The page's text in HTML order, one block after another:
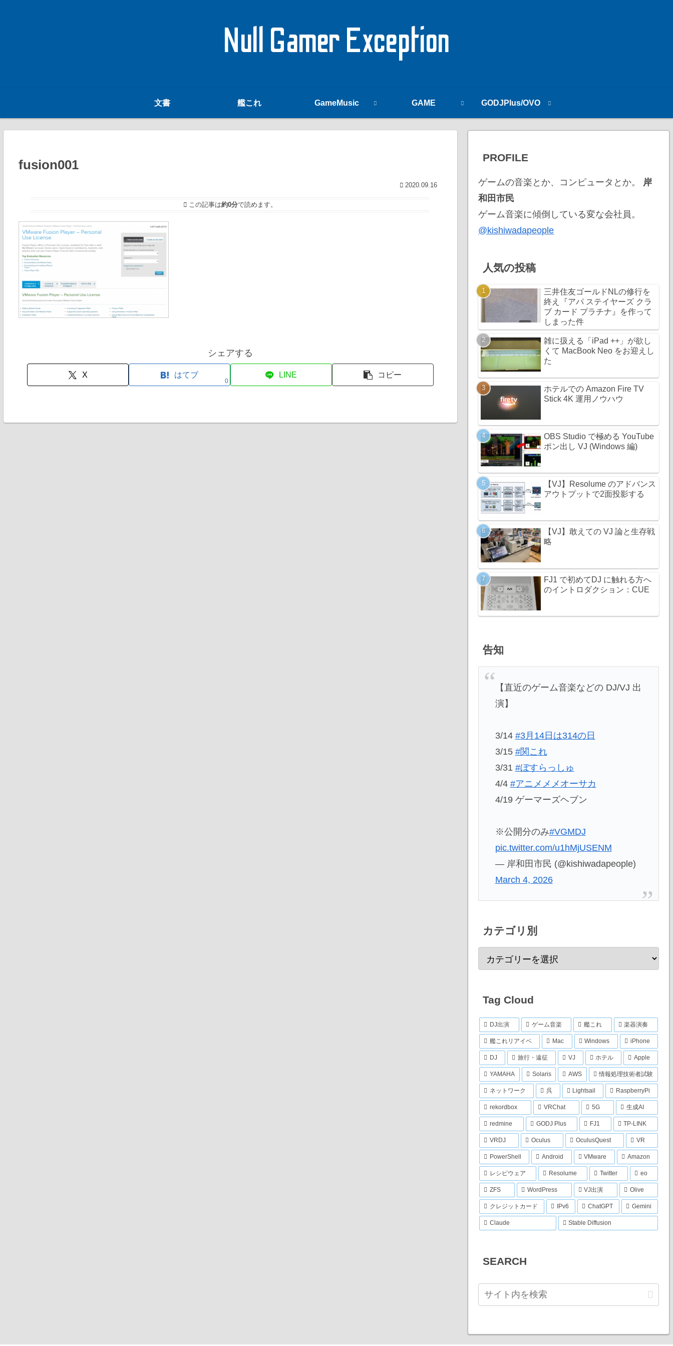
Null Gamer Exception
文書 艦これ GameMusic GAME GODJPlus/OVO
fusion001
2020.09.16
この記事は約0分で読めます。
シェアする
X はてブ
0
LINE コピー
PROFILE
ゲームの音楽とか、コンピュータとか。 岸
和田市民
ゲーム音楽に傾倒している変な会社員。
@kishiwadapeople
人気の投稿
三井住友ゴールドNLの修行を
終え『アパ ステイヤーズ クラ
ブ カード プラチナ』を作って
しまった件
雑に扱える「iPad ++」が欲し
くて MacBook Neo をお迎えし
た
ホテルでの Amazon Fire TV
Stick 4K 運用ノウハウ
OBS Studio で極める YouTube
ポン出し VJ (Windows 編)
【VJ】Resolume のアドバンス
アウトプットで2面投影する
【VJ】敢えての VJ 論と生存戦
略
FJ1 で初めてDJ に触れる方へ
のイントロダクション：CUE
告知
【直近のゲーム音楽などの DJ/VJ 出
演】
3/14 #3月14日は314の日
3/15 #関これ
3/31 #ぼすらっしゅ
4/4 #アニメメメオーサカ
4/19 ゲーマーズヘブン
※公開分のみ#VGMDJ
pic.twitter.com/u1hMjUSENM
— 岸和田市民 (@kishiwadapeople)
March 4, 2026
カテゴリ別
Tag Cloud
DJ出演 ゲーム音楽 艦これ 楽器演奏
艦これリアイベ Mac Windows iPhone
DJ 旅行・遠征 VJ ホテル Apple
YAMAHA Solaris AWS 情報処理技術者試験
ネットワーク 呉 Lightsail RaspberryPi
rekordbox VRChat 5G 生成AI
redmine GODJ Plus FJ1 TP-LINK
VRDJ Oculus OculusQuest VR
PowerShell Android VMware Amazon
レシピウェア Resolume Twitter eo
ZFS WordPress VJ出演 Olive
クレジットカード IPv6 ChatGPT Gemini
Claude Stable Diffusion
SEARCH